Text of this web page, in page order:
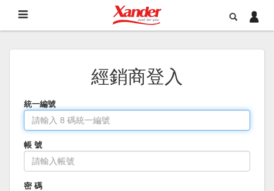
經銷商登入
統一編號
帳 號
密 碼